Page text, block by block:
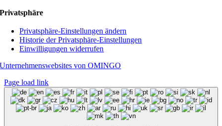
Privatsphäre
Privatsphäre-Einstellungen ändern
Historie der Privatsphäre-Einstellungen
Einwilligungen widerrufen
Unternehmenswebsites von OMINGO
Page load link